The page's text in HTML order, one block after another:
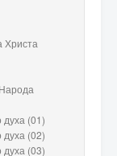
Христа
(01)
(02)
(03)